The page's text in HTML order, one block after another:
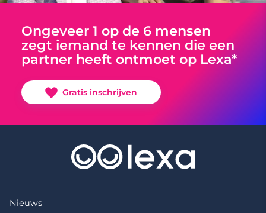
Ongeveer 1 op de 6 mensen
zegt iemand te kennen die een
partner heeft ontmoet op Lexa*
Gratis inschrijven
Nieuws